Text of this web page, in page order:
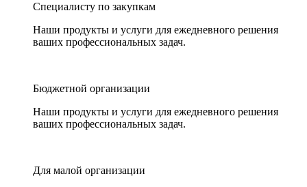
Специалисту по закупкам
Наши продукты и услуги для ежедневного решения
ваших профессиональных задач.
Бюджетной организации
Наши продукты и услуги для ежедневного решения
ваших профессиональных задач.
Для малой организации